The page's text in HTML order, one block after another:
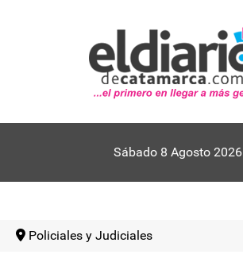
Sábado 8 Agosto 2026
Policiales y Judiciales